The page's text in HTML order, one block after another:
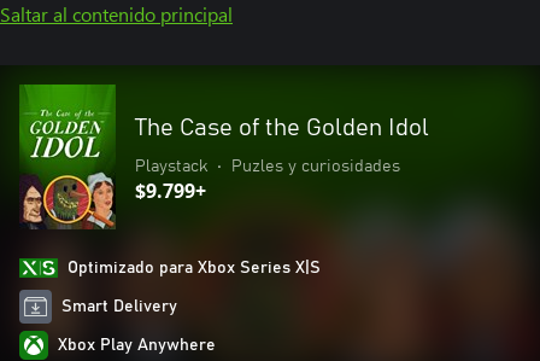
Saltar al contenido principal
The Case of the Golden Idol
Playstack • Puzles y curiosidades
$9.799+
Optimizado para Xbox Series X|S
Smart Delivery
Xbox Play Anywhere